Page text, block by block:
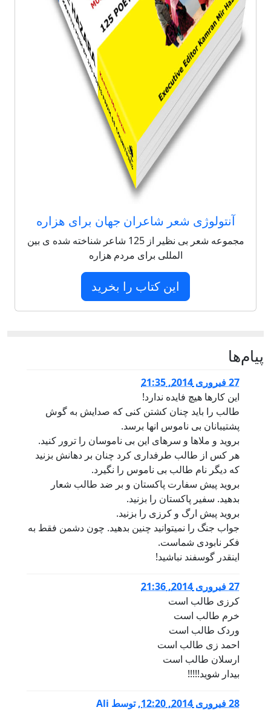
آنتولوژی شعر شاعران جهان برای هزاره
مجموعه شعر بی نظیر از 125 شاعر شناخته شده ی بین
المللی برای مردم هزاره
این کتاب را بخرید
پيام‌ها
27 فبروری 2014, 21:35
این کارها هیچ فایده ندارد!
طالب را باید چنان کشتن کنی که صدایش به گوش
پشتیبانان بی ناموس انها برسد.
بروید و ملاها و سرهای این بی ناموسان را ترور کنید.
هر کس از طالب طرفداری کرد چنان بر دهانش بزنید
که دیگر نام طالب بی ناموس را نگیرد.
بروید پیش سفارت پاکستان و بر ضد طالب شعار
بدهید. سفیر پاکستان را بزنید.
بروید پیش ارگ و کرزی را بزنید.
جواب جنگ را نمیتوانید چنین بدهید. چون دشمن فقط به
فکر نابودی شماست.
اینقدر گوسفند نباشید!
27 فبروری 2014, 21:36
کرزی طالب است
خرم طالب است
وردک طالب است
احمد زی طالب است
ارسلان طالب است
بیدار شوید!!!!!
28 فبروری 2014, 12:20 ,توسط Ali